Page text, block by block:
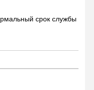
срок службы